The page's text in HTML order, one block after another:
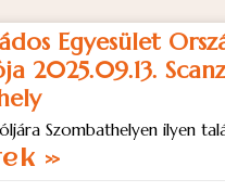
Egyesület
2025.09.13.
Szombathelyen ilyen
»